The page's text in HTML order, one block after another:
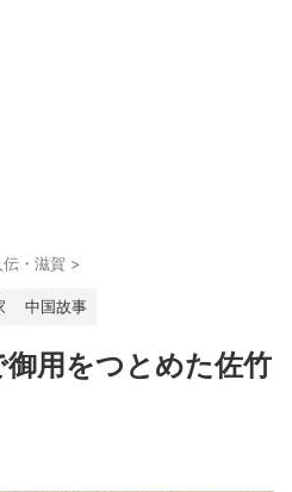
・滋賀 >
中国故事
用をつとめた佐竹